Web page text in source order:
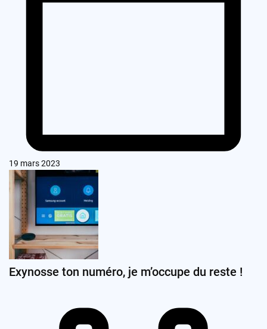
19 mars 2023
Exynosse ton numéro, je m’occupe du reste !